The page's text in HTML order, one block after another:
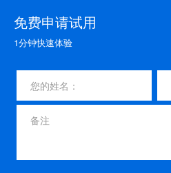
免费申请试用
1分钟快速体验